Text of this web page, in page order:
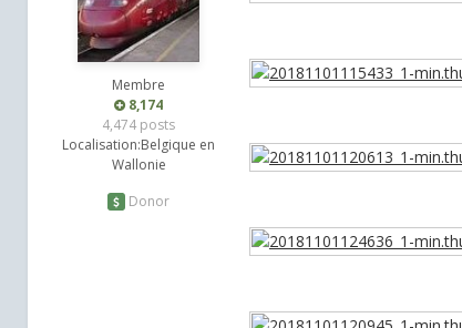
Membre
8,174
4,474 posts
Localisation:Belgique en
Wallonie
Donor